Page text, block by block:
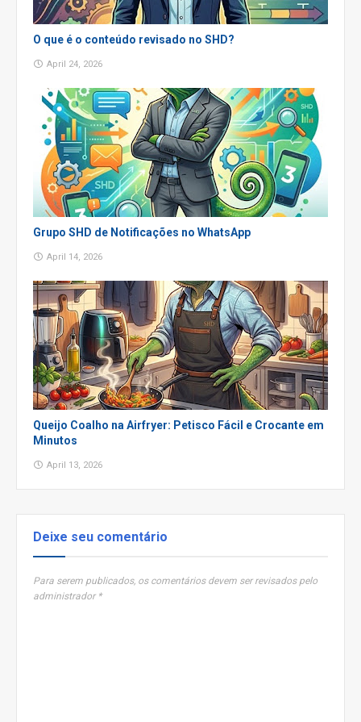
O que é o conteúdo revisado no SHD?
April 24, 2026
Grupo SHD de Notificações no WhatsApp
April 14, 2026
Queijo Coalho na Airfryer: Petisco Fácil e Crocante em
Minutos
April 13, 2026
Deixe seu comentário
Para serem publicados, os comentários devem ser revisados pelo
administrador *